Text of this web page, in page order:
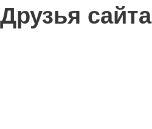
Друзья сайта